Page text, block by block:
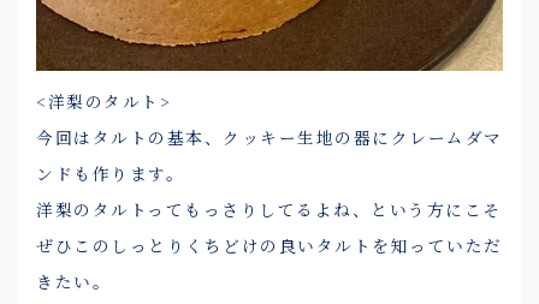
<洋梨のタルト>
今回はタルトの基本、クッキー生地の器にクレームダマ
ンドも作ります。
洋梨のタルトってもっさりしてるよね、という方にこそ
ぜひこのしっとりくちどけの良いタルトを知っていただ
きたい。